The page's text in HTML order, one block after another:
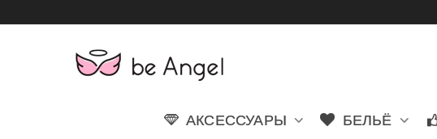
АКСЕССУАРЫ БЕЛЬЁ